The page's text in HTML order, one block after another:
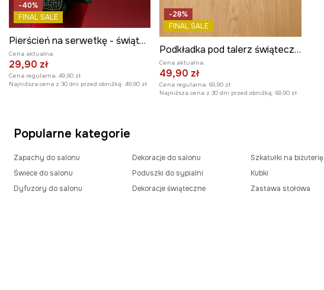
-40%
FINAL SALE
Pierścień na serwetkę - świąteczna choinka (2-pack)
Cena aktualna:
29,90 zł
Cena regularna: 49,90 zł
Najniższa cena z 30 dni przed obniżką: 49,90 zł
-28%
FINAL SALE
Podkładka pod talerz świąteczna 35 x 45 cm (2-pack)
Cena aktualna:
49,90 zł
Cena regularna: 69,90 zł
Najniższa cena z 30 dni przed obniżką: 69,90 zł
Popularne kategorie
Zapachy do salonu
Świece do salonu
Dyfuzory do salonu
Dekoracje do salonu
Poduszki do sypialni
Dekoracje świąteczne
Szkatułki na biżuterię
Kubki
Zastawa stołowa